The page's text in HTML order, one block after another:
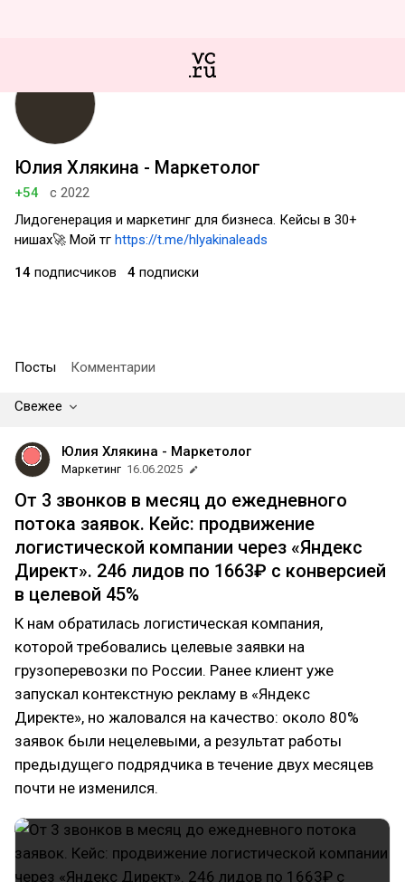
Юлия Хлякина - Маркетолог
+54
с 2022
Лидогенерация и маркетинг для бизнеса. Кейсы в 30+
нишах🚀 Мой тг https://t.me/hlyakinaleads
14 подписчиков 4 подписки
Посты Комментарии
Свежее
Юлия Хлякина - Маркетолог
Маркетинг 16.06.2025
От 3 звонков в месяц до ежедневного
потока заявок. Кейс: продвижение
логистической компании через «Яндекс
Директ». 246 лидов по 1663₽ с конверсией
в целевой 45%
К нам обратилась логистическая компания,
которой требовались целевые заявки на
грузоперевозки по России. Ранее клиент уже
запускал контекстную рекламу в «Яндекс
Директе», но жаловался на качество: около 80%
заявок были нецелевыми, а результат работы
предыдущего подрядчика в течение двух месяцев
почти не изменился.